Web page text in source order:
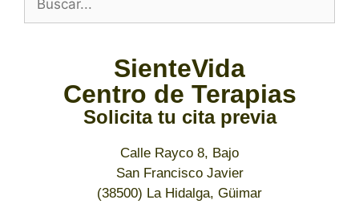
SienteVida
Centro de Terapias
Solicita tu cita previa
Calle Rayco 8, Bajo
San Francisco Javier
(38500) La Hidalga, Güimar